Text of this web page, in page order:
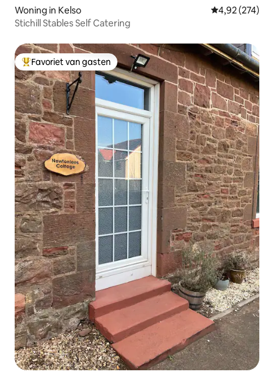
Woning in Kelso Gemiddelde
4,92 (274)
Stichill Stables Self Catering
Topfavoriet van gasten
Favoriet van gasten